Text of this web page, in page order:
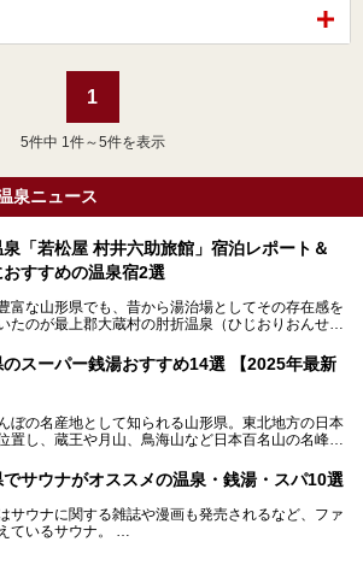
1
5件中 1件～5件を表示
泉ニュース
泉「若松屋 村井六助旅館」宿泊レポート＆
すすめの温泉宿2選
富な山形県でも、昔から湯治場としてその存在感を
たのが最上郡大蔵村の肘折温泉（ひじおりおんせ
の肘折温泉の「若松屋 村井六助旅館」に宿泊した
ートとおすすめの温泉宿を2軒ご紹介します。
情があり、源泉掛け流しの旅館も多い肘折温泉は、
のスーパー銭湯おすすめ14選 【2025年最新
ぼの名産地として知られる山形県。東北地方の日本
置し、蔵王や月山、鳥海山など日本百名山の名峰や
全行程の1/3にあたる期間を山形県で過ごしたとい
とからも、山形の深い魅力がうかがえます。
また、県内全域に多様な温泉があり、35ある市町
てで温泉が湧いているという温泉県。そんな山形県
ェックしたいスーパー銭湯をご紹介します。
でサウナがオススメの温泉・銭湯・スパ10選
サウナに関する雑誌や漫画も発売されるなど、ファ
ているサウナ。